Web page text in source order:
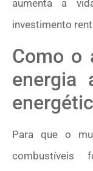
aumenta a
investimento
Como o
energia
Para que o
combustíveis